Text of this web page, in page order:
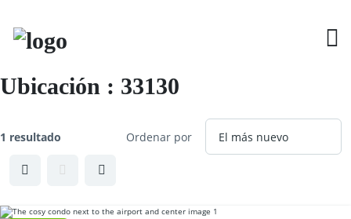
o
c
t
Ubicación : 33130
1 resultado Ordenar por